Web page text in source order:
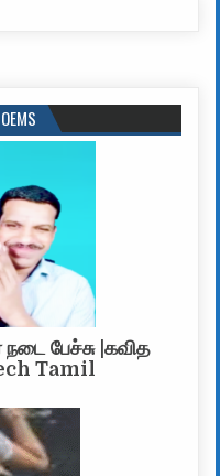
பேச்சு |கவித
Tamil